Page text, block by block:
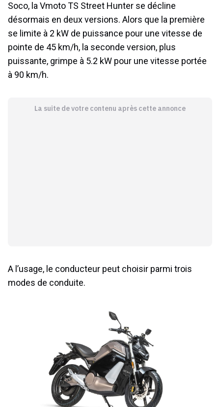
Soco, la Vmoto TS Street Hunter se décline
désormais en deux versions. Alors que la première
se limite à 2 kW de puissance pour une vitesse de
pointe de 45 km/h, la seconde version, plus
puissante, grimpe à 5.2 kW pour une vitesse portée
à 90 km/h.
La suite de votre contenu après cette annonce
A l’usage, le conducteur peut choisir parmi trois
modes de conduite.